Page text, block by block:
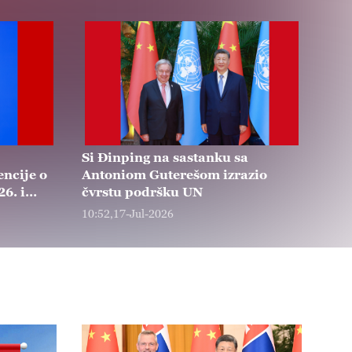
o
i
Si Đinping na sastanku sa
Antoniom Guterešom izrazio
čvrstu podršku UN
10:52,17-Jul-2026